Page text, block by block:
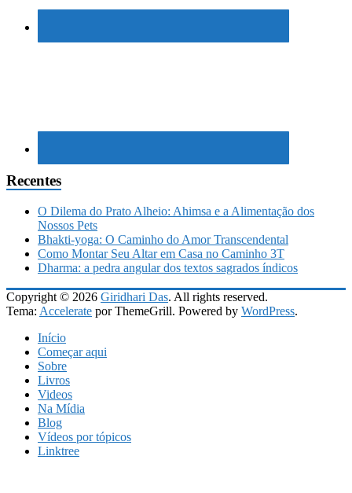
Recentes
O Dilema do Prato Alheio: Ahimsa e a Alimentação dos
Nossos Pets
Bhakti-yoga: O Caminho do Amor Transcendental
Como Montar Seu Altar em Casa no Caminho 3T
Dharma: a pedra angular dos textos sagrados índicos
Copyright © 2026 Giridhari Das. All rights reserved.
Tema: Accelerate por ThemeGrill. Powered by WordPress.
Início
Começar aqui
Sobre
Livros
Videos
Na Mídia
Blog
Vídeos por tópicos
Linktree